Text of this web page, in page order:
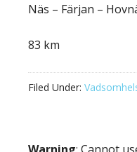
Näs – Färjan –
83 km
Filed Under: